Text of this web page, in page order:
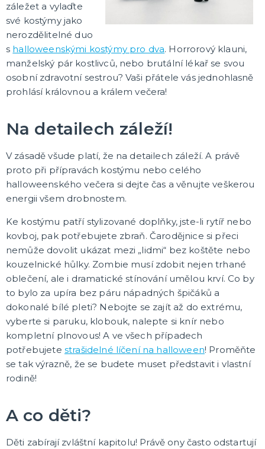
záležet a vylaďte
své kostýmy jako
nerozdělitelné duo
s halloweenskými kostýmy pro dva. Horrorový klauni,
manželský pár kostlivců, nebo brutální lékař se svou
osobní zdravotní sestrou? Vaši přátele vás jednohlasně
prohlásí královnou a králem večera!
Na detailech záleží!
V zásadě všude platí, že na detailech záleží. A právě
proto při přípravách kostýmu nebo celého
halloweenského večera si dejte čas a věnujte veškerou
energii všem drobnostem.
Ke kostýmu patří stylizované doplňky, jste-li rytíř nebo
kovboj, pak potřebujete zbraň. Čarodějnice si přeci
nemůže dovolit ukázat mezi „lidmi“ bez koštěte nebo
kouzelnické hůlky. Zombie musí zdobit nejen trhané
oblečení, ale i dramatické stínování umělou krví. Co by
to bylo za upíra bez páru nápadných špičáků a
dokonalé bílé pleti? Nebojte se zajít až do extrému,
vyberte si paruku, klobouk, nalepte si knír nebo
kompletní plnovous! A ve všech případech
potřebujete strašidelné líčení na halloween! Proměňte
se tak výrazně, že se budete muset představit i vlastní
rodině!
A co děti?
Děti zabírají zvláštní kapitolu! Právě ony často odstartují